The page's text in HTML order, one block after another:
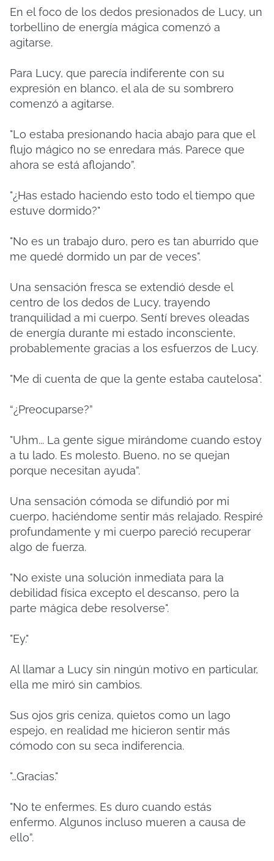
En el foco de los dedos presionados de Lucy, un
torbellino de energía mágica comenzó a
agitarse.
Para Lucy, que parecía indiferente con su
expresión en blanco, el ala de su sombrero
comenzó a agitarse.
"Lo estaba presionando hacia abajo para que el
flujo mágico no se enredara más. Parece que
ahora se está aflojando”.
"¿Has estado haciendo esto todo el tiempo que
estuve dormido?"
"No es un trabajo duro, pero es tan aburrido que
me quedé dormido un par de veces".
Una sensación fresca se extendió desde el
centro de los dedos de Lucy, trayendo
tranquilidad a mi cuerpo. Sentí breves oleadas
de energía durante mi estado inconsciente,
probablemente gracias a los esfuerzos de Lucy.
"Me di cuenta de que la gente estaba cautelosa".
“¿Preocuparse?”
"Uhm... La gente sigue mirándome cuando estoy
a tu lado. Es molesto. Bueno, no se quejan
porque necesitan ayuda”.
Una sensación cómoda se difundió por mi
cuerpo, haciéndome sentir más relajado. Respiré
profundamente y mi cuerpo pareció recuperar
algo de fuerza.
"No existe una solución inmediata para la
debilidad física excepto el descanso, pero la
parte mágica debe resolverse".
"Ey."
Al llamar a Lucy sin ningún motivo en particular,
ella me miró sin cambios.
Sus ojos gris ceniza, quietos como un lago
espejo, en realidad me hicieron sentir más
cómodo con su seca indiferencia.
"…Gracias."
"No te enfermes. Es duro cuando estás
enfermo. Algunos incluso mueren a causa de
ello”.